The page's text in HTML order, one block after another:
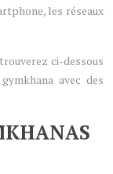
les réseaux
ci-dessous
avec des